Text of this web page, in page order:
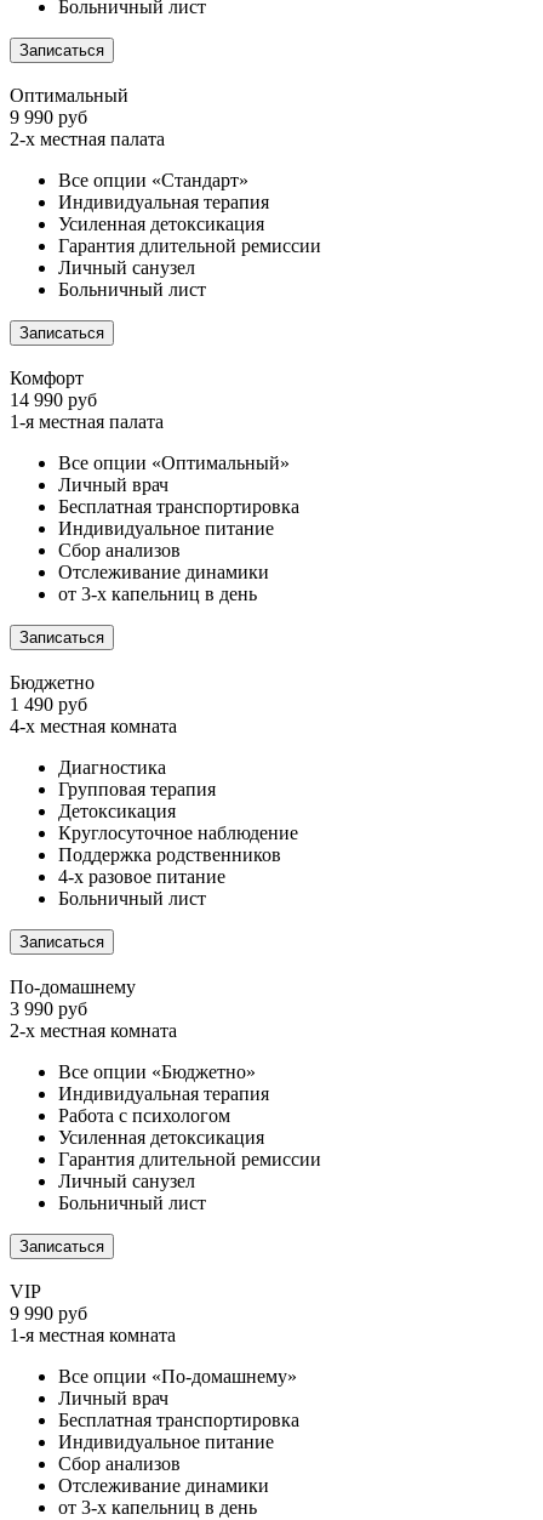
Больничный лист
Записаться
Оптимальный
9 990 руб
2-х местная палата
Все опции «Стандарт»
Индивидуальная терапия
Усиленная детоксикация
Гарантия длительной ремиссии
Личный санузел
Больничный лист
Записаться
Комфорт
14 990 руб
1-я местная палата
Все опции «Оптимальный»
Личный врач
Бесплатная транспортировка
Индивидуальное питание
Сбор анализов
Отслеживание динамики
от 3-х капельниц в день
Записаться
Бюджетно
1 490 руб
4-х местная комната
Диагностика
Групповая терапия
Детоксикация
Круглосуточное наблюдение
Поддержка родственников
4-х разовое питание
Больничный лист
Записаться
По-домашнему
3 990 руб
2-х местная комната
Все опции «Бюджетно»
Индивидуальная терапия
Работа с психологом
Усиленная детоксикация
Гарантия длительной ремиссии
Личный санузел
Больничный лист
Записаться
VIP
9 990 руб
1-я местная комната
Все опции «По-домашнему»
Личный врач
Бесплатная транспортировка
Индивидуальное питание
Сбор анализов
Отслеживание динамики
от 3-х капельниц в день